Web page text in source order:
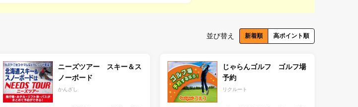
並び替え 新着順 高ポイント順
ニーズツアー スキー＆ス
ノーボード
かんざし
じゃらんゴルフ ゴルフ場
予約
リクルート